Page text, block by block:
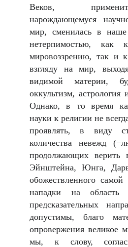
Веков,
нарождающемуся
мир, сменилась в
нетерпимостью, как
мировоззрению, так и
взгляду на мир,
видимой материи,
оккультизм, астрология
Однако, в то время
науки к религии не
проявлять, в виду
количества невежд
продолжающих
Эйнштейна, Юнга,
обожествленного самой
нападки на область
предсказательных
допустимы, благо
опровержения великое
мы, к слову,